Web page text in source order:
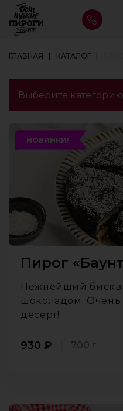
ГЛАВНАЯ КАТАЛОГ
НОВИНКИ!
Пирог
Нежнейший
шоколадом. Очень
десерт!
930 ₽ 700 г